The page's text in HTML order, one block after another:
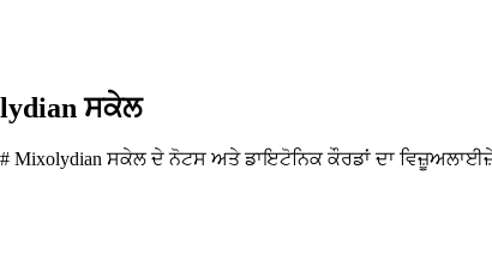
ਸਕੇਲ
Mixolydian ਸਕੇਲ ਦੇ ਨੋਟਸ ਅਤੇ ਡਾਇਟੋਨਿਕ ਕੌਰਡਾਂ ਦਾ